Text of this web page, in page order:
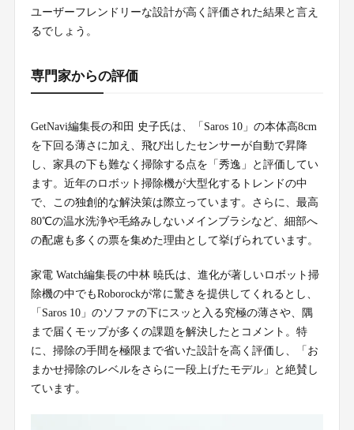
ユーザーフレンドリーな設計が高く評価された結果と言え
るでしょう。
専門家からの評価
GetNavi編集長の和田 史子氏は、「Saros 10」の本体高8cm
を下回る薄さに加え、飛び出したセンサーが自動で昇降
し、家具の下も難なく掃除する点を「秀逸」と評価してい
ます。近年のロボット掃除機が大型化するトレンドの中
で、この独創的な解決策は際立っています。さらに、最高
80℃の温水洗浄や毛絡みしないメインブラシなど、細部へ
の配慮も多くの票を集めた理由として挙げられています。
家電 Watch編集長の中林 暁氏は、進化が著しいロボット掃
除機の中でもRoborockが常に驚きを提供してくれるとし、
「Saros 10」のソファの下にスッと入る究極の薄さや、隅
まで届くモップが多くの課題を解決したとコメント。特
に、掃除の手間を極限まで省いた設計を高く評価し、「お
まかせ掃除のレベルをさらに一段上げたモデル」と絶賛し
ています。